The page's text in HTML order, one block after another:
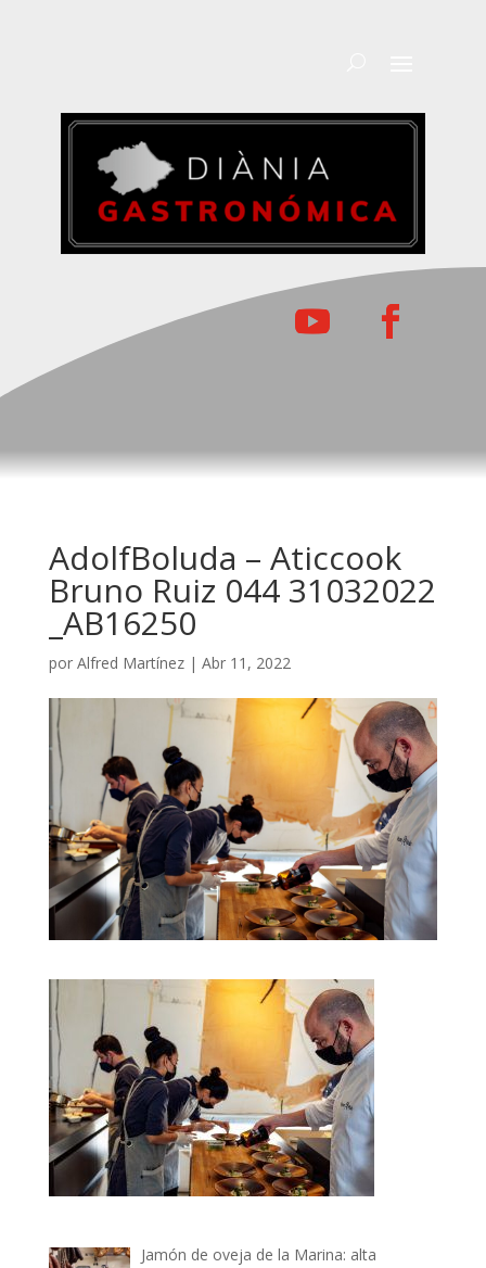
AdolfBoluda – Aticcook
Bruno Ruiz 044 31032022
_AB16250
por Alfred Martínez| Abr 11, 2022
Jamón de oveja de la Marina: alta